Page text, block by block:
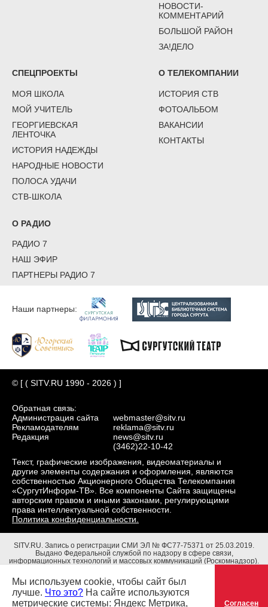
НОВОСТИ-
КОММЕНТАРИЙ
БОЛЬШОЙ РАЙОН
ЗА!ДЕЛО
СПЕЦПРОЕКТЫ
МОЯ ШКОЛА
МОЙ УЧИТЕЛЬ
ГЕОРГИЕВСКАЯ
ЛЕНТОЧКА
ИСТОРИЯ НАДЕЖДЫ
НАРОДНЫЕ НОВОСТИ
ПОЛОСА УДАЧИ
СТВ-ШКОЛА
О ТЕЛЕКОМПАНИИ
ИСТОРИЯ СТВ
ФОТОАЛЬБОМ
ВАКАНСИИ
КОНТАКТЫ
О РАДИО
РАДИО 7
НАШ ЭФИР
ПАРТНЕРЫ РАДИО 7
Наши партнеры:
© [ ( SITV.RU 1990 - 2026 ) ]
Обратная связь:
Администрация сайта
Рекламодателям
Редакция
webmaster@sitv.ru
reklama@sitv.ru
news@sitv.ru
(3462)22-10-42
Текст, графические изображения, видеоматериалы и
другие элементы содержания и оформления, являются
собственностью Акционерного Общества Телекомпания
«СургутИнформ-ТВ». Все компоненты Сайта защищены
авторским правом и иными законами, регулирующими
права интеллектуальной собственности.
Политика конфиденциальности.
SITV.RU. Запись о регистрации СМИ ЭЛ № ФС77-75371 от 25.03.2019.
Выдано Федеральной службой по надзору в сфере связи,
информационных технологий и массовых коммуникаций (Роскомнадзор).
Адрес редакции: 628403, Тюменская обл., ХМАО - Югра, г. Сургут, ул.
Маяковского, д. 16. Главный редактор: Чубенко В.Л.
Мы используем cookie, чтобы сайт был
лучше. Что это? На сайте используются
метрические системы: Яндекс Метрика,
Согласен